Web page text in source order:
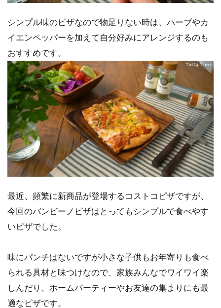
シンプル味のピザなので物足りない時は、ハーブやカ
イエンペッパーを加えて自分好みにアレンジするのも
おすすめです。
最近、頻繁に新商品が登場するコストコピザですが、
今回のバンビーノピザはとってもシンプルで食べやす
いピザでした。
味にパンチはないですが小さな子供もお年寄りも食べ
られる具材と味つけなので、家族みんなでワイワイ楽
しんだり、ホームパーティーやお友達の集まりにも最
適なピザです。